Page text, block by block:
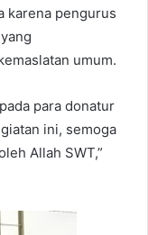
karena pengurus
umum.
para donatur
ini, semoga
Allah SWT,”